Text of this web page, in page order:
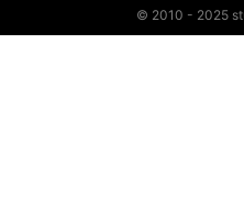
© 2010 - 2025